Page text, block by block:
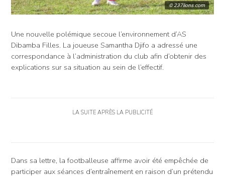
© 237lions.com
Une nouvelle polémique secoue l’environnement d’AS
Dibamba Filles. La joueuse Samantha Djifo a adressé une
correspondance à l’administration du club afin d’obtenir des
explications sur sa situation au sein de l’effectif.
LA SUITE APRÈS LA PUBLICITÉ
Dans sa lettre, la footballeuse affirme avoir été empêchée de
participer aux séances d’entraînement en raison d’un prétendu